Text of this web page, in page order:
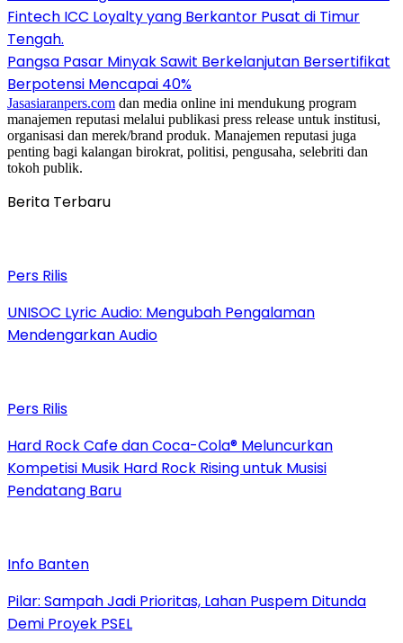
Fintech ICC Loyalty yang Berkantor Pusat di Timur
Tengah.
Pangsa Pasar Minyak Sawit Berkelanjutan Bersertifikat
Berpotensi Mencapai 40%
Jasasiaranpers.com dan media online ini mendukung program
manajemen reputasi melalui publikasi press release untuk institusi,
organisasi dan merek/brand produk. Manajemen reputasi juga
penting bagi kalangan birokrat, politisi, pengusaha, selebriti dan
tokoh publik.
Berita Terbaru
Pers Rilis
UNISOC Lyric Audio: Mengubah Pengalaman
Mendengarkan Audio
Pers Rilis
Hard Rock Cafe dan Coca-Cola® Meluncurkan
Kompetisi Musik Hard Rock Rising untuk Musisi
Pendatang Baru
Info Banten
Pilar: Sampah Jadi Prioritas, Lahan Puspem Ditunda
Demi Proyek PSEL